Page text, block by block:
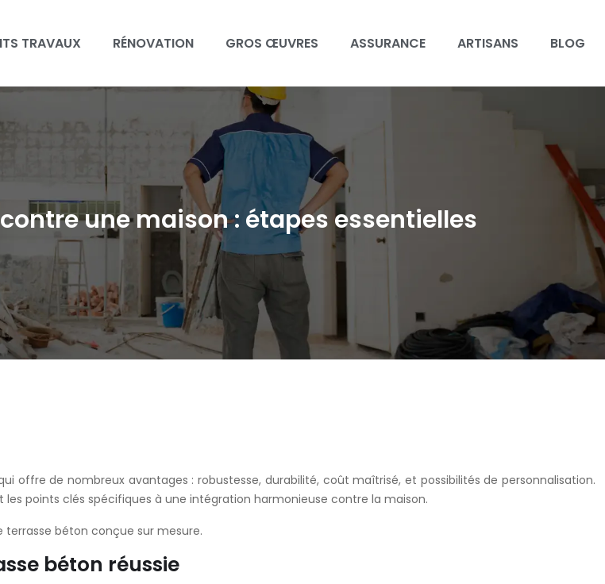
TRAVAUX RÉNOVATION GROS ŒUVRES ASSURANCE ARTISANS BLOG
une maison : étapes essentielles
offre de nombreux avantages : robustesse, durabilité, coût maîtrisé, et possibilités de personnalisation.
points clés spécifiques à une intégration harmonieuse contre la maison.
béton conçue sur mesure.
béton réussie